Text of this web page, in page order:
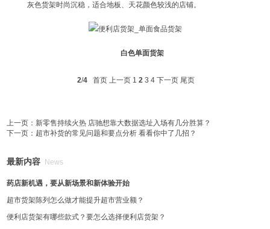
灰色货架时尚沉稳，适合地板、天花颜色较浅的店铺。
白色单面货架
2/4 首页 上一页 1 2 3 4 下一页 尾页
上一页： 新零售持续火热 店驰想靠大数据选址入场有几分胜算？
下一页： 超市补货的常见问题和要点分析 看看你中了几招？
最新内容 News
药店新机遇，要从新场景和新体验开始
超市货架陈列怎么做才能提升超市营业额？
便利店货架有哪些款式？要怎么选择便利店货架？